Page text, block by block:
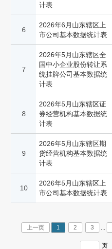
计表
6
2026年6月山东辖区上
市公司基本数据统计表
7
2026年5月山东辖区全
国中小企业股份转让系
统挂牌公司基本数据统
计表
8
2026年5月山东辖区证
券经营机构基本数据统
计表
9
2026年5月山东辖区期
货经营机构基本数据统
计表
10
2026年5月山东辖区上
市公司基本数据统计表
上一页 1 2 3 ...
页